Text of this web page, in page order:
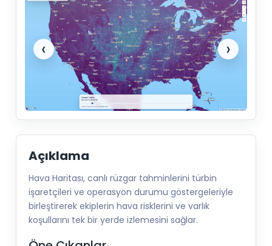
‹ ›
Açıklama
Hava Haritası, canlı rüzgar tahminlerini türbin
işaretçileri ve operasyon durumu göstergeleriyle
birleştirerek ekiplerin hava risklerini ve varlık
koşullarını tek bir yerde izlemesini sağlar.